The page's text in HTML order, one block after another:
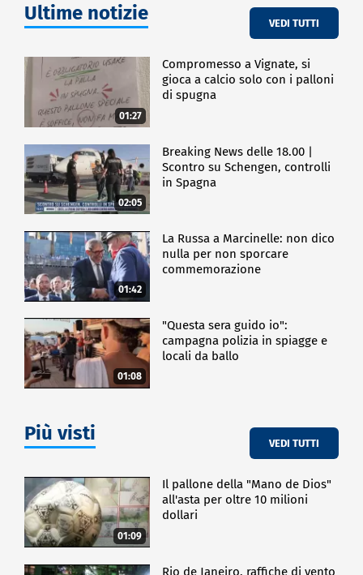
Ultime notizie VEDI TUTTI
01:27
Compromesso a Vignate, si
gioca a calcio solo con i palloni
di spugna
02:05
Breaking News delle 18.00 |
Scontro su Schengen, controlli
in Spagna
01:42
La Russa a Marcinelle: non dico
nulla per non sporcare
commemorazione
01:08
"Questa sera guido io":
campagna polizia in spiagge e
locali da ballo
Più visti VEDI TUTTI
01:09
Il pallone della "Mano de Dios"
all'asta per oltre 10 milioni
dollari
Rio de Janeiro, raffiche di vento